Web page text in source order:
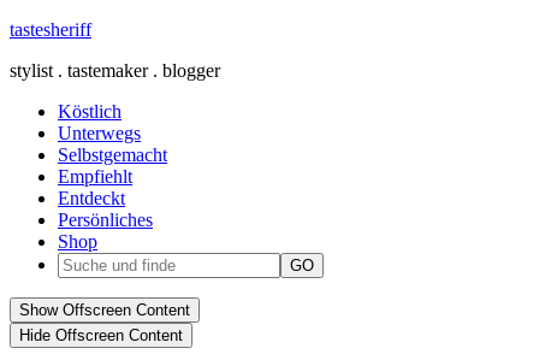
tastesheriff
stylist . tastemaker . blogger
Köstlich
Unterwegs
Selbstgemacht
Empfiehlt
Entdeckt
Persönliches
Shop
Show Offscreen Content
Hide Offscreen Content